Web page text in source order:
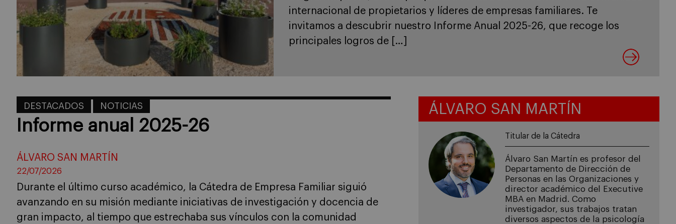
Autor: Uzay Sezer Doctor en Administración y Dirección de Empresas por
la Università Bocconi. Sus áreas de investigación incluyen la empresa
familiar, el gobierno corporativo y el diseño de incentivos. Cuando una
gestión, las celebraciones suelen seguir un guion conocido. Tras años […]
DESTACADOS NOTICIAS
Informe anual 2025-26
ÁLVARO SAN MARTÍN
22/07/2026
Durante el último curso académico, la Cátedra de Empresa Familiar siguió
avanzando en su misión mediante iniciativas de investigación y docencia de
gran impacto, al tiempo que estrechaba sus vínculos con la comunidad
ÁLVARO SAN MARTÍN
Titular de la Cátedra
Álvaro San Martín es profesor del
Departamento de Dirección de
Personas en las Organizaciones y
director académico del Executive
MBA en Madrid. Como
investigador, sus trabajos tratan
diversos aspectos de la psicología